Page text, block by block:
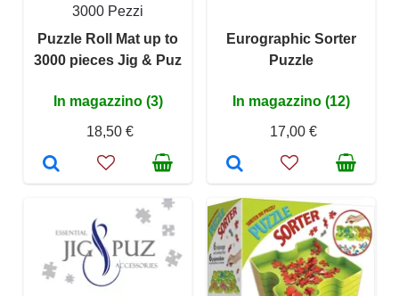
3000 Pezzi
Puzzle Roll Mat up to
3000 pieces Jig & Puz
In magazzino (3)
18,50 €
Eurographic Sorter
Puzzle
In magazzino (12)
17,00 €